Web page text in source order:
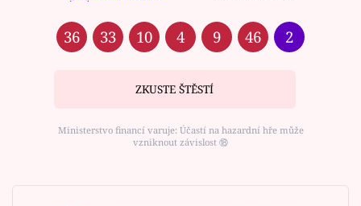
36 33 10 4 9 46 2
ZKUSTE ŠTĚSTÍ
Ministerstvo financí varuje: Účastí na hazardní hře může
vzniknout závislost ⑱